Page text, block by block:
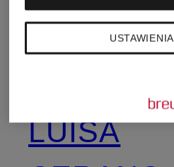
KENNEL
LUISA